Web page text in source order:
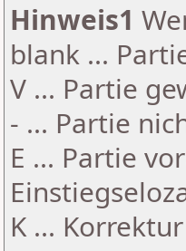
Hinweis1
blank ...
V ... Partie
- ... Partie
E ... Partie
K ...